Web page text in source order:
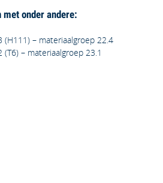
onder andere:
(H111) – materiaalgroep 22.4
(T6) – materiaalgroep 23.1